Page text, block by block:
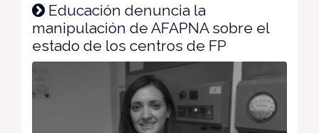
Educación denuncia la
manipulación de AFAPNA sobre el
estado de los centros de FP